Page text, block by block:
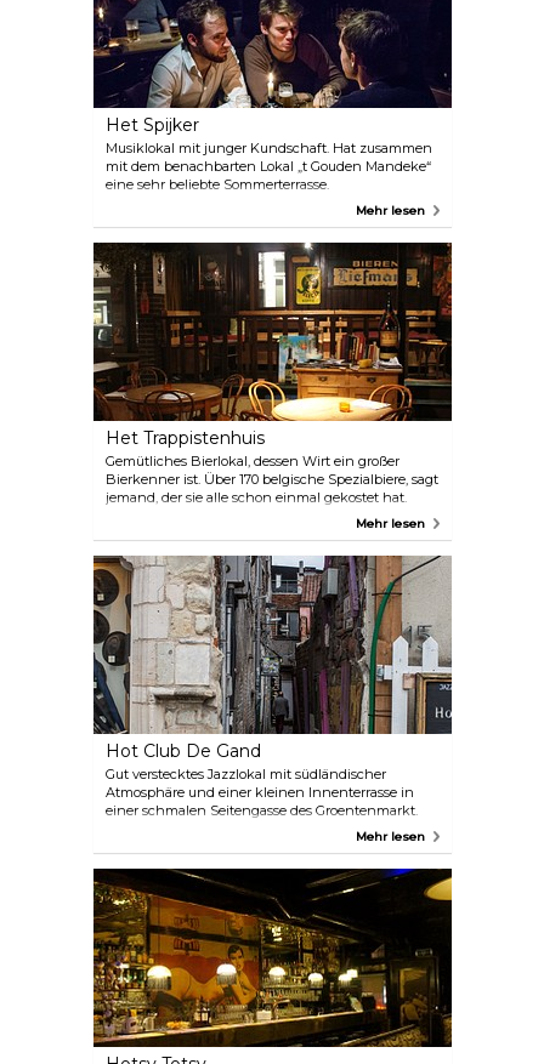
Het Spijker
Musiklokal mit junger Kundschaft. Hat zusammen
mit dem benachbarten Lokal „t Gouden Mandeke“
eine sehr beliebte Sommerterrasse.
Mehr lesen
Het Trappistenhuis
Gemütliches Bierlokal, dessen Wirt ein großer
Bierkenner ist. Über 170 belgische Spezialbiere, sagt
jemand, der sie alle schon einmal gekostet hat.
Mehr lesen
Hot Club De Gand
Gut verstecktes Jazzlokal mit südländischer
Atmosphäre und einer kleinen Innenterrasse in
einer schmalen Seitengasse des Groentenmarkt.
Mehr lesen